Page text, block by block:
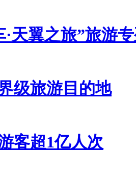
天翼之旅”旅游
级旅游目的地
客超1亿人次